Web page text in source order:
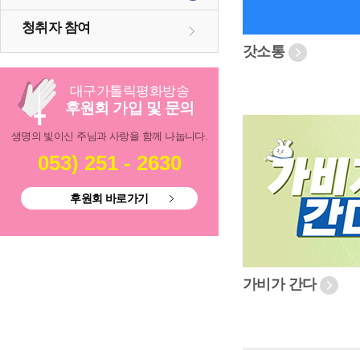
청취자 참여
대구가톨릭평화방송
후원회 가입 및 문의
생명의 빛이신 주님과 사랑을 함께 나눕니다.
053) 251 - 2630
후원회 바로가기
갓소통
가비가 간다